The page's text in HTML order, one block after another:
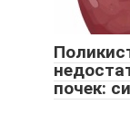
почек: